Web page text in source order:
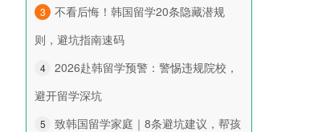
3
不看后悔！韩国留学20条隐藏潜规
则，避坑指南速码
4
2026赴韩留学预警：警惕违规院校，
避开留学深坑
5
致韩国留学家庭｜8条避坑建议，帮孩